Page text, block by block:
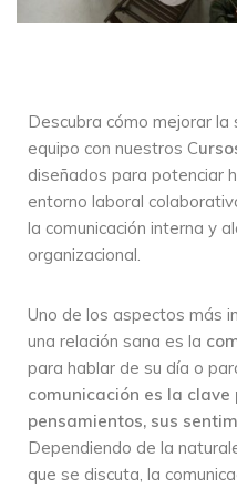
Descubra cómo mejorar
equipo con nuestros C
diseñados para potenciar
entorno laboral
la comunicación interna y
organizacional.
Uno de los aspectos más
una relación sana es la
para hablar de su día o
comunicación es la
pensamientos, sus
Dependiendo de la
que se discuta, la